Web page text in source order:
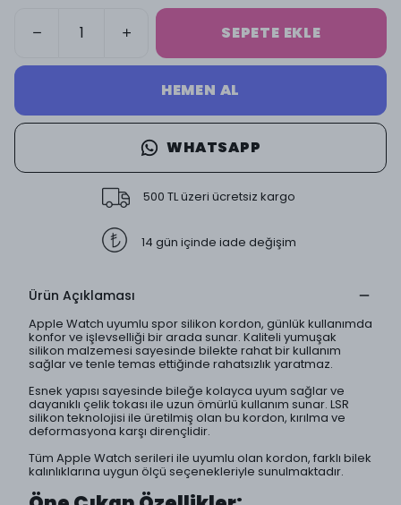
SEPETE EKLE
HEMEN AL
WHATSAPP
500 TL üzeri ücretsiz kargo
14 gün içinde iade değişim
Ürün Açıklaması
Apple Watch uyumlu spor silikon kordon, günlük kullanımda
konfor ve işlevselliği bir arada sunar. Kaliteli yumuşak
silikon malzemesi sayesinde bilekte rahat bir kullanım
sağlar ve tenle temas ettiğinde rahatsızlık yaratmaz.
Esnek yapısı sayesinde bileğe kolayca uyum sağlar ve
dayanıklı çelik tokası ile uzun ömürlü kullanım sunar. LSR
silikon teknolojisi ile üretilmiş olan bu kordon, kırılma ve
deformasyona karşı dirençlidir.
Tüm Apple Watch serileri ile uyumlu olan kordon, farklı bilek
kalınlıklarına uygun ölçü seçenekleriyle sunulmaktadır.